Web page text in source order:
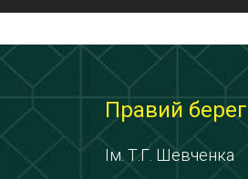
Правий берег
Ім. Т.Г. Шевченка